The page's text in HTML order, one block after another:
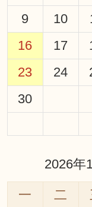
9
10
16
17
23
24
30
2026年
一 二